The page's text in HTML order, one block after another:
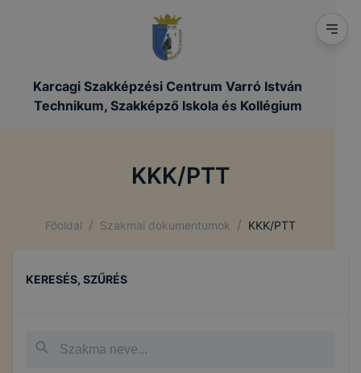
Karcagi Szakképzési Centrum Varró István
Technikum, Szakképző Iskola és Kollégium
KKK/PTT
Főoldal / Szakmai dokumentumok / KKK/PTT
KERESÉS, SZŰRÉS